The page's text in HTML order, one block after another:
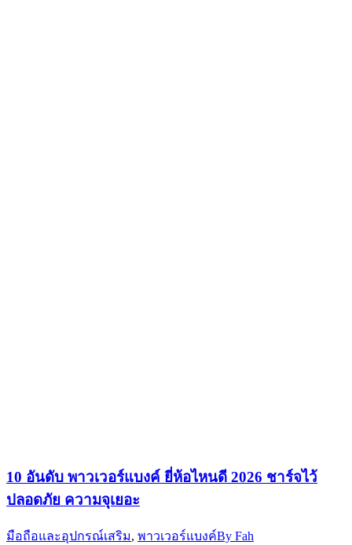
10 อันดับ พาวเวอร์แบงค์ ยี่ห้อไหนดี 2026 ชาร์จไว้
ปลอดภัย ความจุเยอะ
มือถือและอุปกรณ์เสริม, พาวเวอร์แบงค์By Fah